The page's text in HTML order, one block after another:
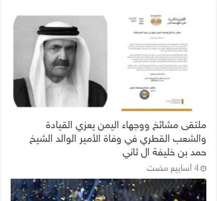
ملتقى مشائخ ووجهاء اليمن يعزي القيادة
والشعب القطري في وفاة الأمير الوالد الشيخ
حمد بن خليفة ال ثاني
‏4 أسابيع مضت